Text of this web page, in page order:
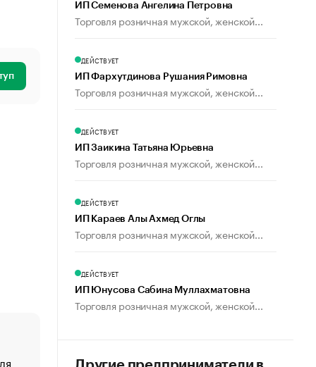
«От спорта тело стареет иначе». Как живет глава
ИП Семенова Ангелина Петровна
Торговля розничная мужской, женской...
ДЕЙСТВУЕТ
ИП Фархутдинова Рушания Римовна
Торговля розничная мужской, женской...
ДЕЙСТВУЕТ
ИП Заикина Татьяна Юрьевна
Торговля розничная мужской, женской...
ДЕЙСТВУЕТ
ИП Караев Алы Ахмед Оглы
Торговля розничная мужской, женской...
ДЕЙСТВУЕТ
ИП Юнусова Сабина Муллахматовна
Торговля розничная мужской, женской...